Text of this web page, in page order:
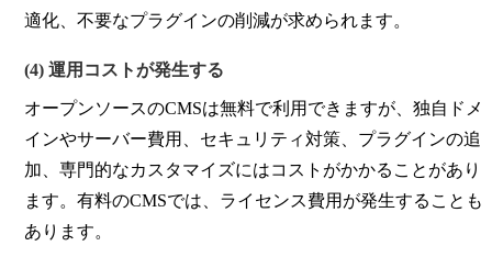
適化、不要なプラグインの削減が求められます。
(4) 運用コストが発生する
オープンソースのCMSは無料で利用できますが、独自ドメ
インやサーバー費用、セキュリティ対策、プラグインの追
加、専門的なカスタマイズにはコストがかかることがあり
ます。有料のCMSでは、ライセンス費用が発生することも
あります。